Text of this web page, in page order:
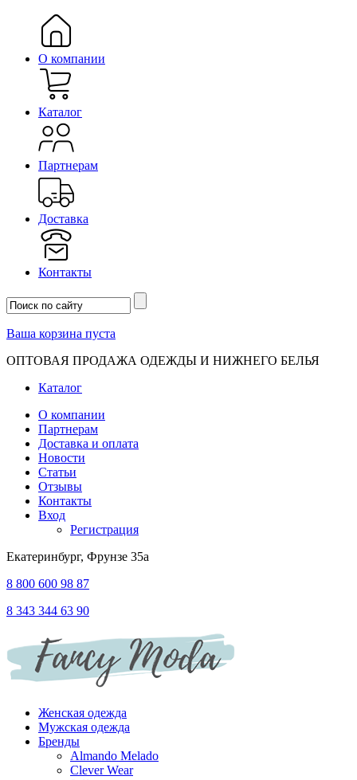
О компании
Каталог
Партнерам
Доставка
Контакты
Ваша корзина пуста
ОПТОВАЯ ПРОДАЖА ОДЕЖДЫ И НИЖНЕГО БЕЛЬЯ
Каталог
О компании
Партнерам
Доставка и оплата
Новости
Статьи
Отзывы
Контакты
Вход
Регистрация
Екатеринбург, Фрунзе 35а
8 800 600 98 87
8 343 344 63 90
Женская одежда
Мужская одежда
Бренды
Almando Melado
Clever Wear